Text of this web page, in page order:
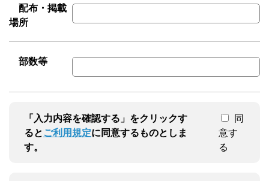
配布・掲載
場所
部数等
「入力内容を確認する」をクリックす
るとご利用規定に同意するものとしま
す。
同
意す
る